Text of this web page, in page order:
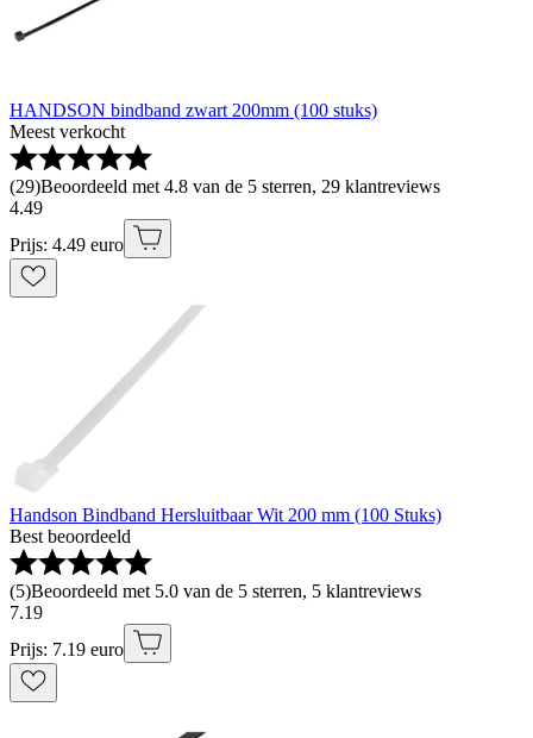
HANDSON bindband zwart 200mm (100 stuks)
Meest verkocht
(29)Beoordeeld met 4.8 van de 5 sterren, 29 klantreviews
4.49
Prijs: 4.49 euro
Handson Bindband Hersluitbaar Wit 200 mm (100 Stuks)
Best beoordeeld
(5)Beoordeeld met 5.0 van de 5 sterren, 5 klantreviews
7.19
Prijs: 7.19 euro